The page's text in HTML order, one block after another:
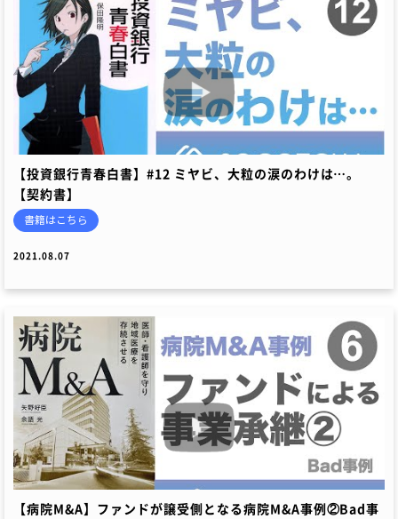
【投資銀行青春白書】#12 ミヤビ、大粒の涙のわけは…。
【契約書】
書籍はこちら
2021.08.07
【病院M&A】ファンドが譲受側となる病院M&A事例②Bad事